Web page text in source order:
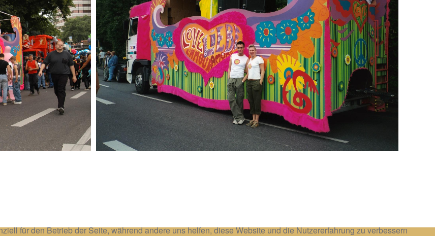
für den Betrieb der Seite, während andere uns helfen, diese Website und die Nutzererfahrung zu verbessern